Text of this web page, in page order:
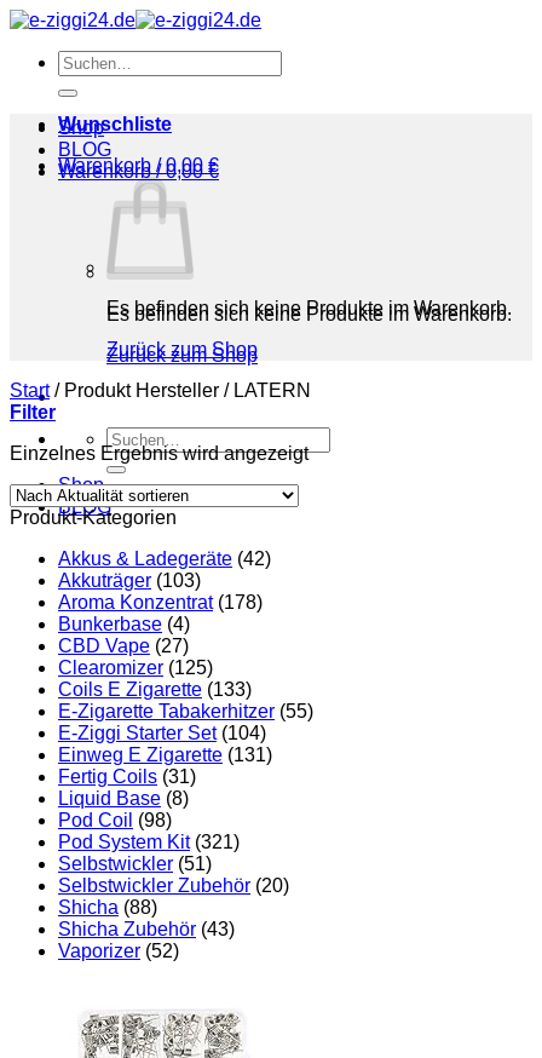
Zum
springenSuchen
nach:
Shop
BLOG
Warenkorb /0,00€
Es befinden sich keine Produkte im Warenkorb.
Zurück zum Shop
Suchen
nach:
Shop
BLOG
Wunschliste
Warenkorb /0,00 €
Es befinden sich keine Produkte im Warenkorb.
Zurück zum Shop
Start /Produkt Hersteller /‎LATERN
Filter
Einzelnes Ergebnis wird angezeigt
Produkt-Kategorien
Akkus & Ladegeräte (42)
Akkuträger (103)
Aroma Konzentrat (178)
Bunkerbase (4)
CBD Vape (27)
Clearomizer (125)
Coils E Zigarette (133)
E-Zigarette Tabakerhitzer (55)
E-Ziggi Starter Set (104)
Einweg E Zigarette (131)
Fertig Coils (31)
Liquid Base (8)
Pod Coil (98)
Pod System Kit (321)
Selbstwickler (51)
Selbstwickler Zubehör (20)
Shicha (88)
Shicha Zubehör (43)
Vaporizer (52)